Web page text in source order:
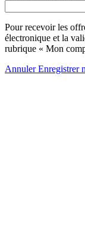
Pour recevoir les
électronique et la
rubrique « Mon
AnnulerEnregistrer